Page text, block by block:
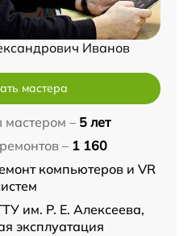
Иванов
мастера
– 5 лет
– 1 160
компьютеров и VR
им. Р. Е. Алексеева,
эксплуатация